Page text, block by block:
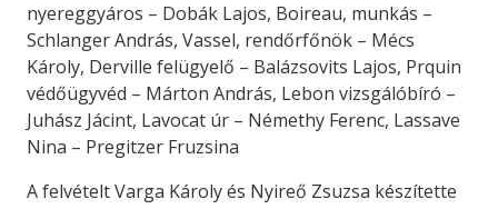
nyereggyáros – Dobák Lajos, Boireau, munkás –
Schlanger András, Vassel, rendőrfőnök – Mécs
Károly, Derville felügyelő – Balázsovits Lajos, Prquin
védőügyvéd – Márton András, Lebon vizsgálóbíró –
Juhász Jácint, Lavocat úr – Némethy Ferenc, Lassave
Nina – Pregitzer Fruzsina
A felvételt Varga Károly és Nyireő Zsuzsa készítette